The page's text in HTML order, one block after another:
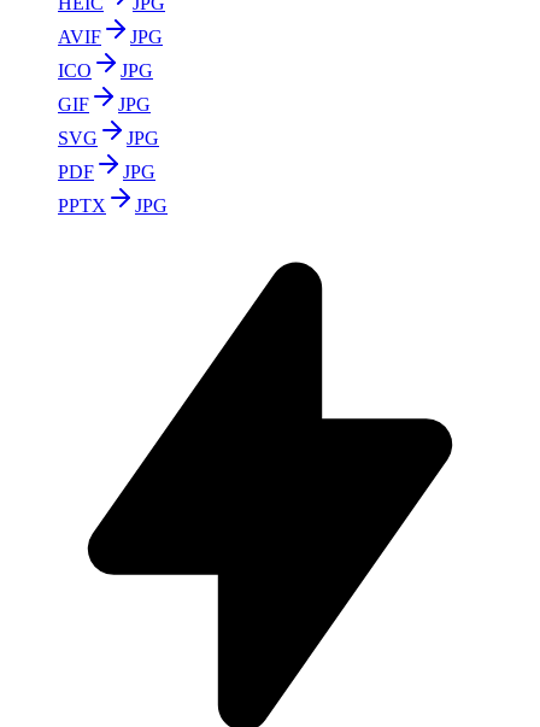
AVIF
JPG
ICO
JPG
GIF
JPG
SVG
JPG
PDF
JPG
PPTX
JPG